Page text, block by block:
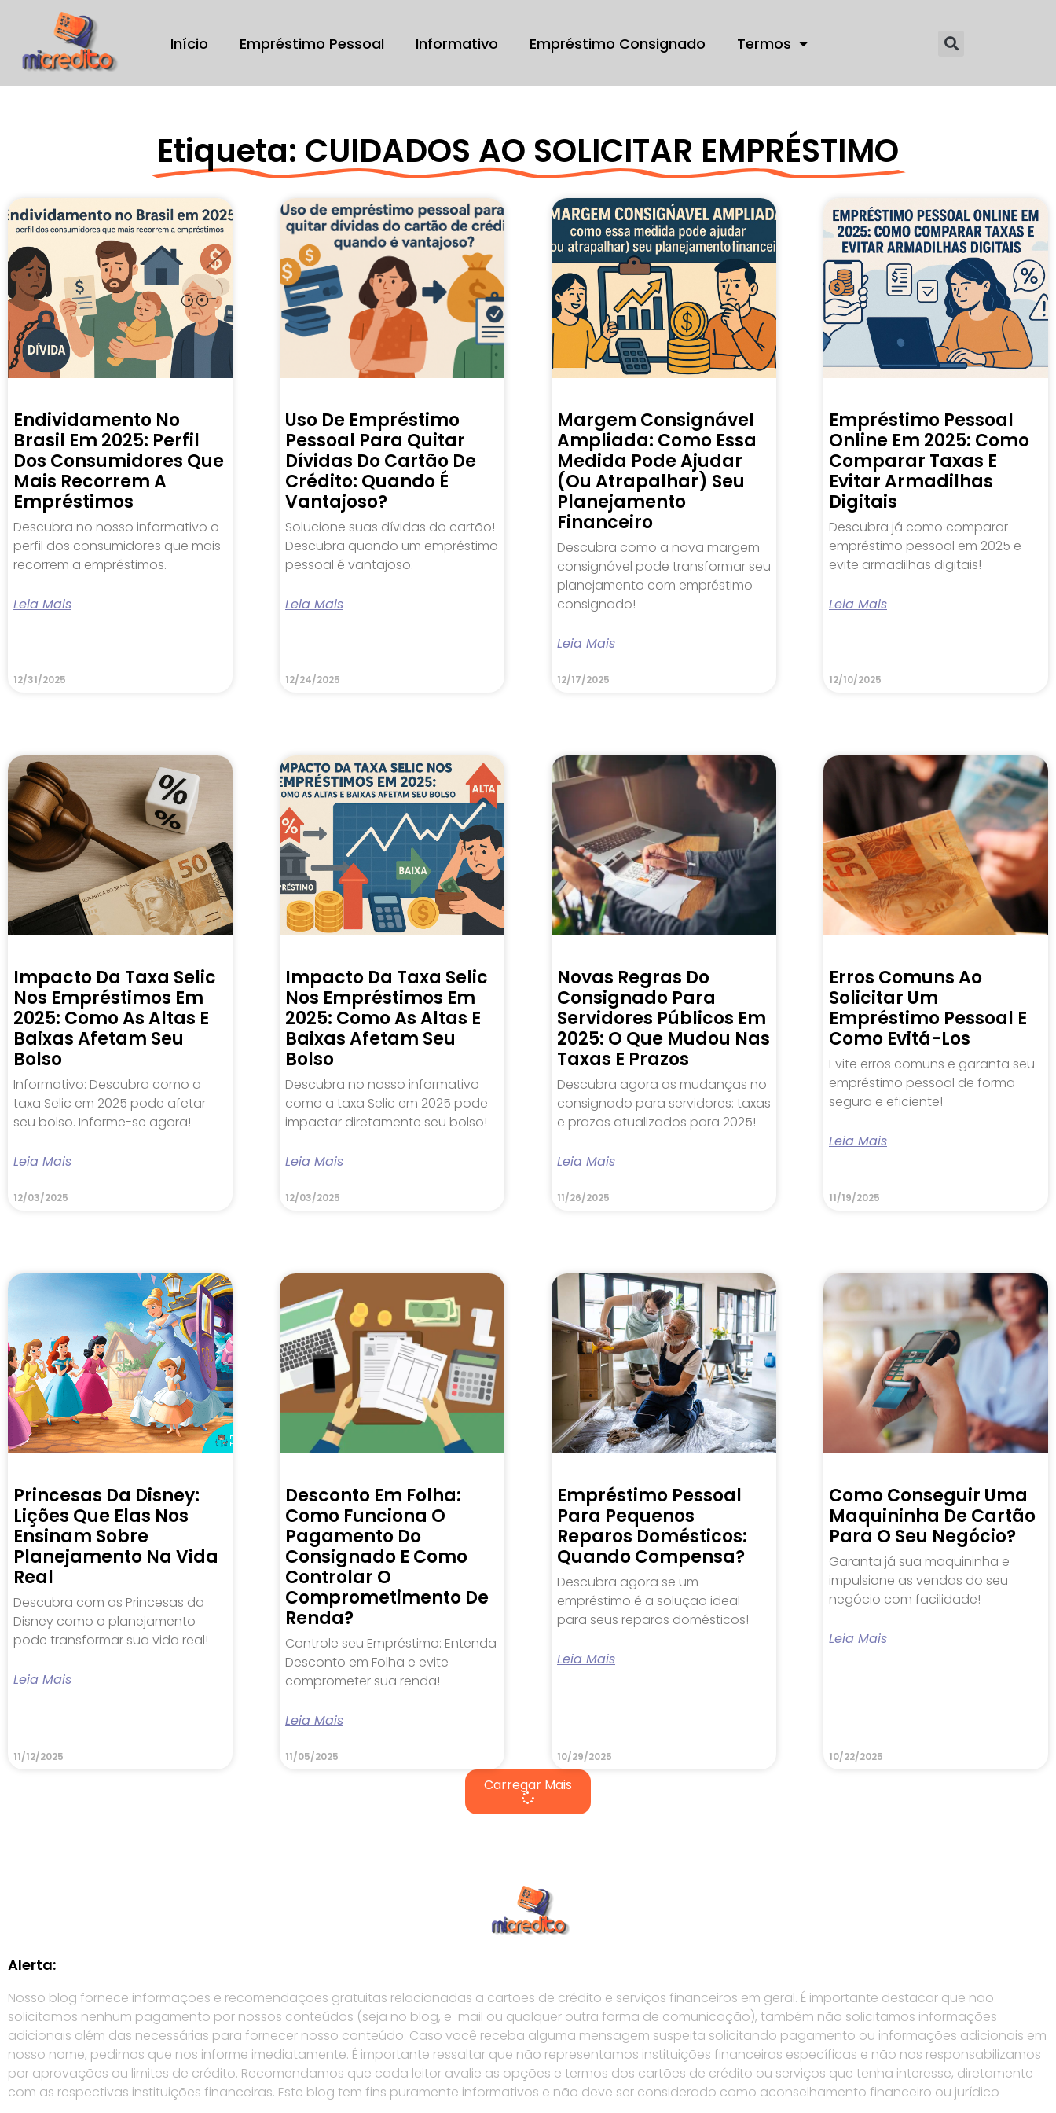
Início Empréstimo Pessoal Informativo Empréstimo Consignado Termos
Etiqueta: CUIDADOS AO SOLICITAR EMPRÉSTIMO
Endividamento No
Brasil Em 2025: Perfil
Dos Consumidores Que
Mais Recorrem A
Empréstimos
Descubra no nosso informativo o
perfil dos consumidores que mais
recorrem a empréstimos.
Leia Mais
12/31/2025
Uso De Empréstimo
Pessoal Para Quitar
Dívidas Do Cartão De
Crédito: Quando É
Vantajoso?
Solucione suas dívidas do cartão!
Descubra quando um empréstimo
pessoal é vantajoso.
Leia Mais
12/24/2025
Margem Consignável
Ampliada: Como Essa
Medida Pode Ajudar
(ou Atrapalhar) Seu
Planejamento
Financeiro
Descubra como a nova margem
consignável pode transformar seu
planejamento com empréstimo
consignado!
Leia Mais
12/17/2025
Empréstimo Pessoal
Online Em 2025: Como
Comparar Taxas E
Evitar Armadilhas
Digitais
Descubra já como comparar
empréstimo pessoal em 2025 e
evite armadilhas digitais!
Leia Mais
12/10/2025
Impacto Da Taxa Selic
Nos Empréstimos Em
2025: Como As Altas E
Baixas Afetam Seu
Bolso
Informativo: Descubra como a
taxa Selic em 2025 pode afetar
seu bolso. Informe-se agora!
Leia Mais
12/03/2025
Impacto Da Taxa Selic
Nos Empréstimos Em
2025: Como As Altas E
Baixas Afetam Seu
Bolso
Descubra no nosso informativo
como a taxa Selic em 2025 pode
impactar diretamente seu bolso!
Leia Mais
12/03/2025
Novas Regras Do
Consignado Para
Servidores Públicos Em
2025: O Que Mudou Nas
Taxas E Prazos
Descubra agora as mudanças no
consignado para servidores: taxas
e prazos atualizados para 2025!
Leia Mais
11/26/2025
Erros Comuns Ao
Solicitar Um
Empréstimo Pessoal E
Como Evitá-Los
Evite erros comuns e garanta seu
empréstimo pessoal de forma
segura e eficiente!
Leia Mais
11/19/2025
Princesas Da Disney:
Lições Que Elas Nos
Ensinam Sobre
Planejamento Na Vida
Real
Descubra com as Princesas da
Disney como o planejamento
pode transformar sua vida real!
Leia Mais
11/12/2025
Desconto Em Folha:
Como Funciona O
Pagamento Do
Consignado E Como
Controlar O
Comprometimento De
Renda?
Controle seu Empréstimo: Entenda
Desconto em Folha e evite
comprometer sua renda!
Leia Mais
11/05/2025
Empréstimo Pessoal
Para Pequenos
Reparos Domésticos:
Quando Compensa?
Descubra agora se um
empréstimo é a solução ideal
para seus reparos domésticos!
Leia Mais
10/29/2025
Como Conseguir Uma
Maquininha De Cartão
Para O Seu Negócio?
Garanta já sua maquininha e
impulsione as vendas do seu
negócio com facilidade!
Leia Mais
10/22/2025
Carregar Mais
Alerta:
Nosso blog fornece informações e recomendações gratuitas relacionadas a cartões de crédito e serviços financeiros em geral. É importante destacar que não
solicitamos nenhum pagamento por nossos conteúdos (seja no blog, e-mail ou qualquer outra forma de comunicação), também não solicitamos informações
adicionais além das necessárias para fornecer nosso conteúdo. Caso você receba alguma mensagem suspeita solicitando pagamento ou informações adicionais em
nosso nome, pedimos que nos informe imediatamente. É importante ressaltar que não representamos instituições financeiras específicas e não nos responsabilizamos
por aprovações ou limites de crédito. Recomendamos que cada leitor avalie as opções e termos dos cartões de crédito ou serviços que tenha interesse, diretamente
com as respectivas instituições financeiras. Este blog tem fins puramente informativos e não deve ser considerado como aconselhamento financeiro ou jurídico